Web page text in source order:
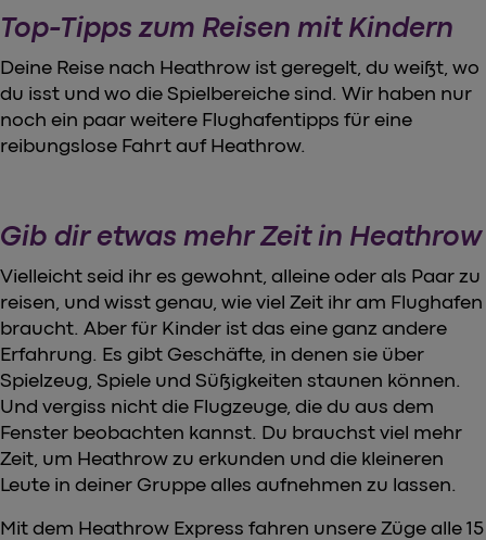
Top-Tipps zum Reisen mit Kindern
Deine Reise nach Heathrow ist geregelt, du weißt, wo
du isst und wo die Spielbereiche sind. Wir haben nur
noch ein paar weitere Flughafentipps für eine
reibungslose Fahrt auf Heathrow.
Gib dir etwas mehr Zeit in Heathrow
Vielleicht seid ihr es gewohnt, alleine oder als Paar zu
reisen, und wisst genau, wie viel Zeit ihr am Flughafen
braucht. Aber für Kinder ist das eine ganz andere
Erfahrung. Es gibt Geschäfte, in denen sie über
Spielzeug, Spiele und Süßigkeiten staunen können.
Und vergiss nicht die Flugzeuge, die du aus dem
Fenster beobachten kannst. Du brauchst viel mehr
Zeit, um Heathrow zu erkunden und die kleineren
Leute in deiner Gruppe alles aufnehmen zu lassen.
Mit dem Heathrow Express fahren unsere Züge alle 15